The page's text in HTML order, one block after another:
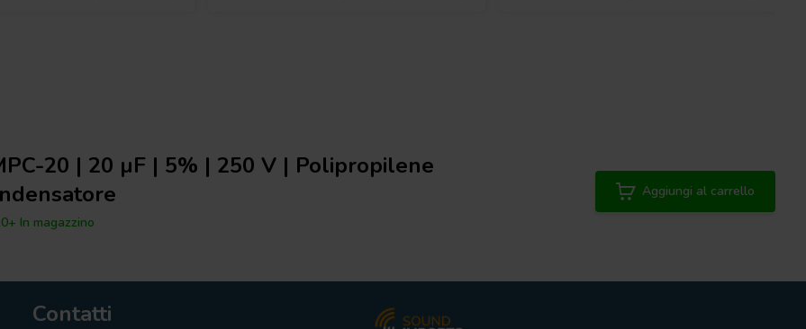
20 | 20 µF | 5% | 250 V | Polipropilene
In magazzino
Aggiungi al carrello
Contatti